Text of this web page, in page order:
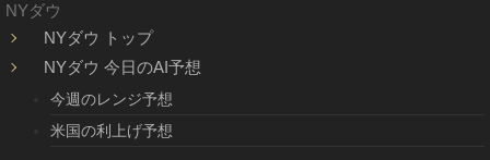
NYダウ
NYダウ トップ
NYダウ 今日のAI予想
今週のレンジ予想
米国の利上げ予想